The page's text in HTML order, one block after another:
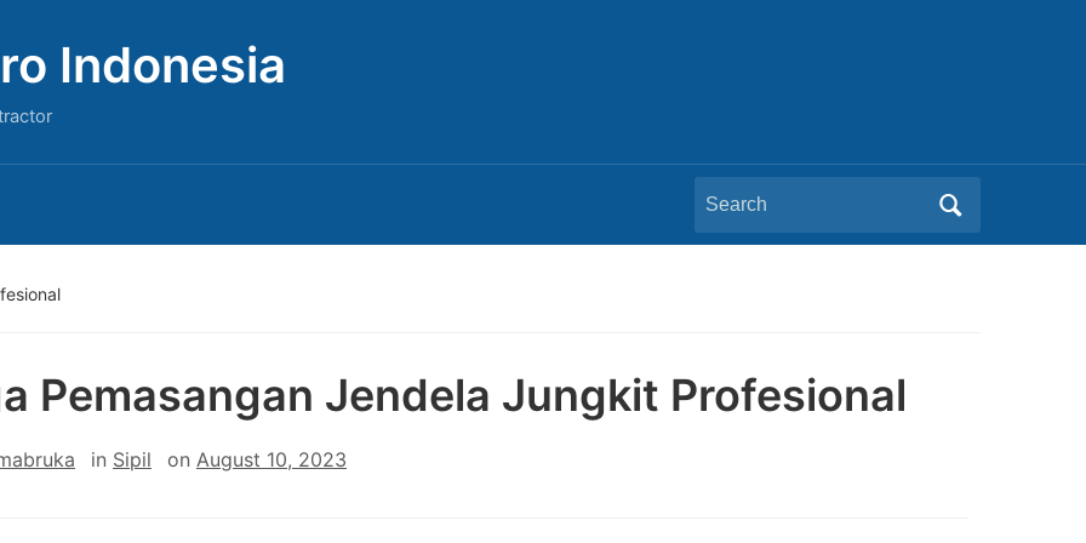
Indonesia
Search
for:
Pemasangan Jendela Jungkit Profesional
in Sipil on August 10, 2023